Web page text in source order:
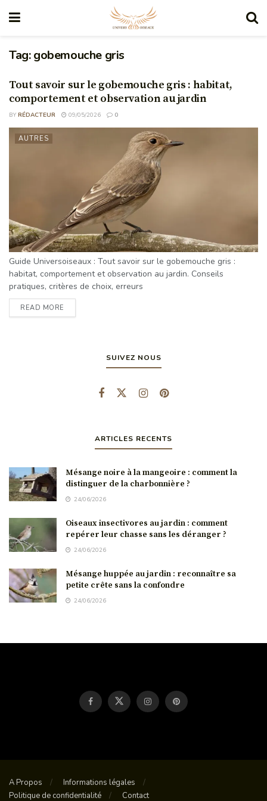
Tag:gobemouche gris
Tout savoir sur le gobemouche gris : habitat,
comportement et observation au jardin
BY RÉDACTEUR 09/05/2026 0
AUTRES
Guide Universoiseaux : Tout savoir sur le gobemouche gris :
habitat, comportement et observation au jardin. Conseils
pratiques, critères de choix, erreurs
READ MORE
SUIVEZ NOUS
ARTICLES RECENTS
Mésange noire à la mangeoire : comment la
distinguer de la charbonnière ?
24/06/2026
Oiseaux insectivores au jardin : comment
repérer leur chasse sans les déranger ?
24/06/2026
Mésange huppée au jardin : reconnaître sa
petite crête sans la confondre
24/06/2026
A Propos
Informations légales
Politique de confidentialité
Contact